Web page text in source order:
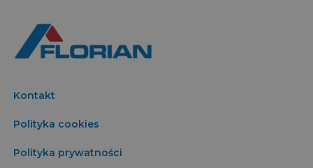
Kontakt
Polityka cookies
Polityka prywatności